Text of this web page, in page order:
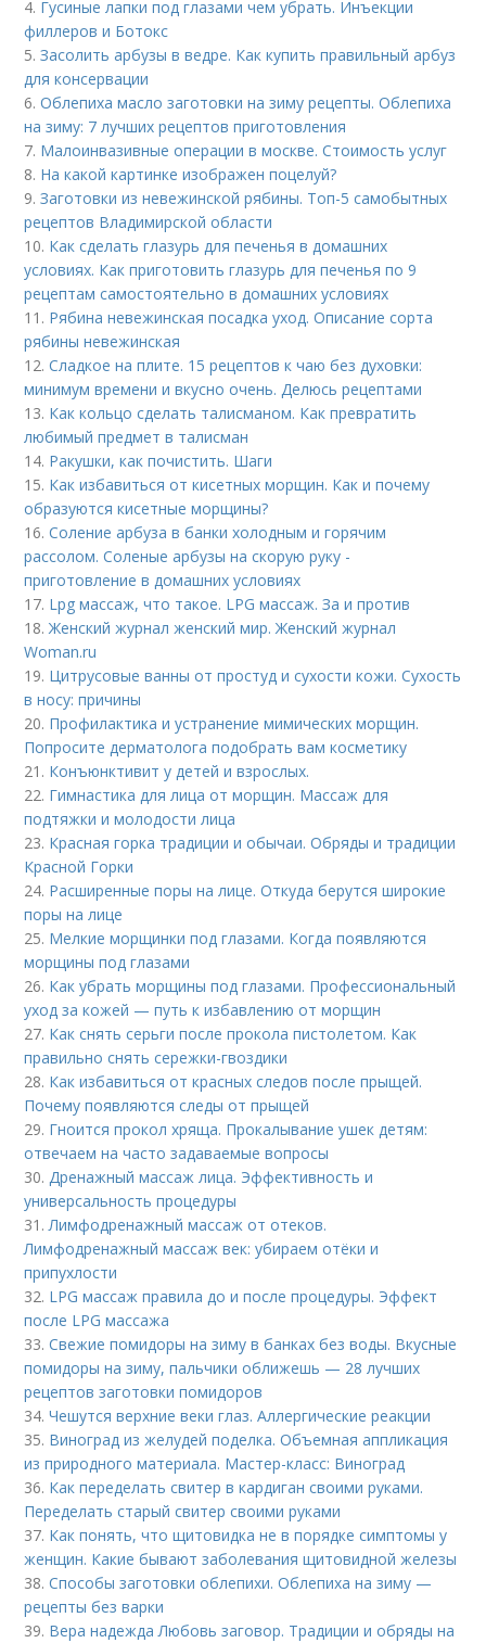
4. Гусиные лапки под глазами чем убрать. Инъекции
филлеров и Ботокс
5.Засолить арбузы в ведре. Как купить правильный арбуз
для консервации
6.Облепиха масло заготовки на зиму рецепты. Облепиха
на зиму: 7 лучших рецептов приготовления
7. Малоинвазивные операции в москве. Стоимость услуг
8. На какой картинке изображен поцелуй?
9.Заготовки из невежинской рябины. Топ-5 самобытных
рецептов Владимирской области
10. Как сделать глазурь для печенья в домашних
условиях. Как приготовить глазурь для печенья по 9
рецептам самостоятельно в домашних условиях
11. Рябина невежинская посадка уход. Описание сорта
рябины невежинская
12.Сладкое на плите. 15 рецептов к чаю без духовки:
минимум времени и вкусно очень. Делюсь рецептами
13. Как кольцо сделать талисманом. Как превратить
любимый предмет в талисман
14. Ракушки, как почистить. Шаги
15. Как избавиться от кисетных морщин. Как и почему
образуются кисетные морщины?
16.Соление арбуза в банки холодным и горячим
рассолом. Соленые арбузы на скорую руку -
приготовление в домашних условиях
17. Lpg массаж, что такое. LPG массаж. За и против
18.Женский журнал женский мир. Женский журнал
Woman.ru
19. Цитрусовые ванны от простуд и сухости кожи. Сухость
в носу: причины
20. Профилактика и устранение мимических морщин.
Попросите дерматолога подобрать вам косметику
21. Конъюнктивит у детей и взрослых.
22. Гимнастика для лица от морщин. Массаж для
подтяжки и молодости лица
23. Красная горка традиции и обычаи. Обряды и традиции
Красной Горки
24. Расширенные поры на лице. Откуда берутся широкие
поры на лице
25. Мелкие морщинки под глазами. Когда появляются
морщины под глазами
26. Как убрать морщины под глазами. Профессиональный
уход за кожей — путь к избавлению от морщин
27. Как снять серьги после прокола пистолетом. Как
правильно снять сережки-гвоздики
28. Как избавиться от красных следов после прыщей.
Почему появляются следы от прыщей
29. Гноится прокол хряща. Прокалывание ушек детям:
отвечаем на часто задаваемые вопросы
30.Дренажный массаж лица. Эффективность и
универсальность процедуры
31.Лимфодренажный массаж от отеков.
Лимфодренажный массаж век: убираем отёки и
припухлости
32. LPG массаж правила до и после процедуры. Эффект
после LPG массажа
33.Свежие помидоры на зиму в банках без воды. Вкусные
помидоры на зиму, пальчики оближешь — 28 лучших
рецептов заготовки помидоров
34.Чешутся верхние веки глаз. Аллергические реакции
35. Виноград из желудей поделка. Объемная аппликация
из природного материала. Мастер-класс: Виноград
36. Как переделать свитер в кардиган своими руками.
Переделать старый свитер своими руками
37. Как понять, что щитовидка не в порядке симптомы у
женщин. Какие бывают заболевания щитовидной железы
38.Способы заготовки облепихи. Облепиха на зиму —
рецепты без варки
39. Вера надежда Любовь заговор. Традиции и обряды на